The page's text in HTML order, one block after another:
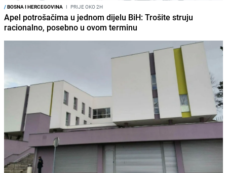
/BOSNA I HERCEGOVINA I PRIJE OKO 2H
Apel potrošačima u jednom dijelu BiH: Trošite struju
racionalno, posebno u ovom terminu